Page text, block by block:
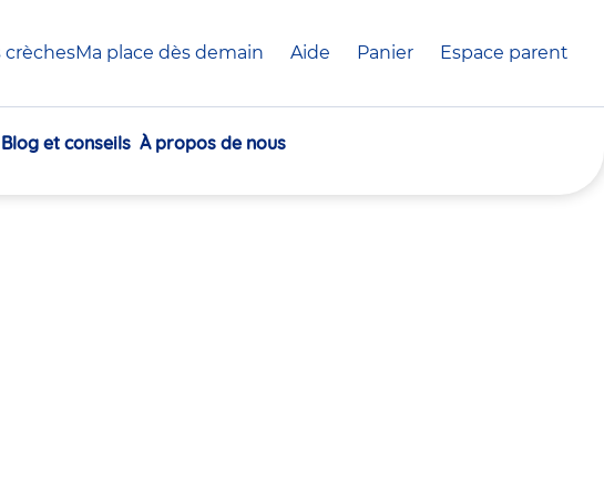
crèchesMa place dès demain Aide Panier crèche(s)
Espace parent
Blog et conseils À propos de nous
30
30